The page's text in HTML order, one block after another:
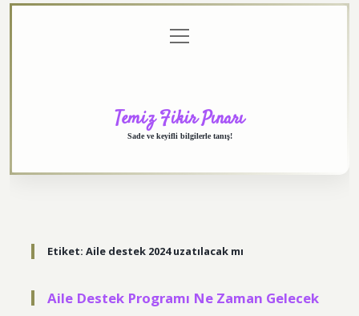
menüyü
aç
Temiz Fikir Pınarı
Sade ve keyifli bilgilerle tanış!
Etiket: Aile destek 2024 uzatılacak mı
Aile Destek Programı Ne Zaman Gelecek